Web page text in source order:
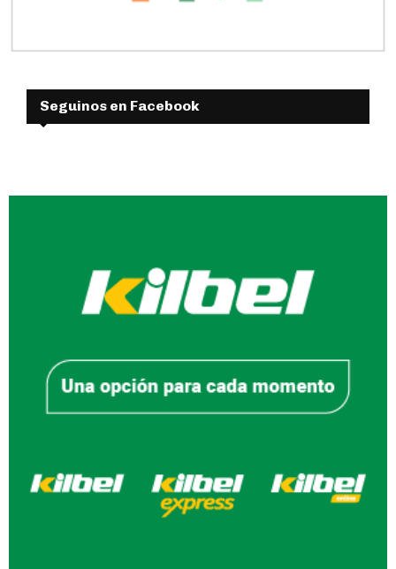
Seguinos en Facebook